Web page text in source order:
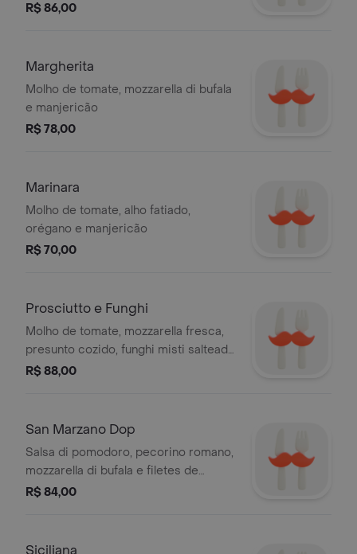
R$ 86,00
Margherita
Molho de tomate, mozzarella di bufala
e manjericão
R$ 78,00
Marinara
Molho de tomate, alho fatiado,
orégano e manjericão
R$ 70,00
Prosciutto e Funghi
Molho de tomate, mozzarella fresca,
presunto cozido, funghi misti salteado
e ricotta di bufala
R$ 88,00
San Marzano Dop
Salsa di pomodoro, pecorino romano,
mozzarella di bufala e filetes de
pomodoro san marzano dop (tomate
R$ 84,00
Siciliana